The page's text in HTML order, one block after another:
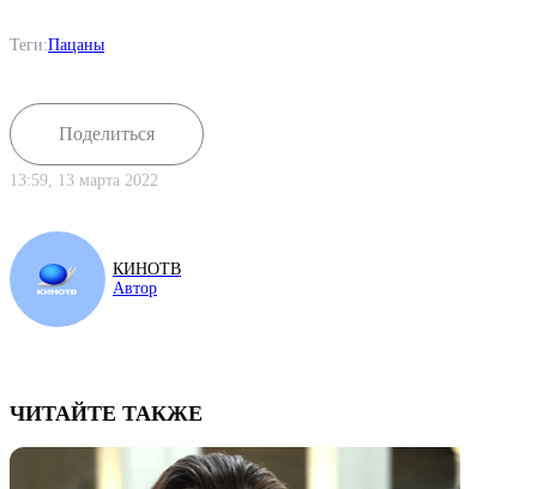
Теги:Пацаны
Поделиться
13:59, 13 марта 2022
КИНОТВ
Автор
ЧИТАЙТЕ ТАКЖЕ